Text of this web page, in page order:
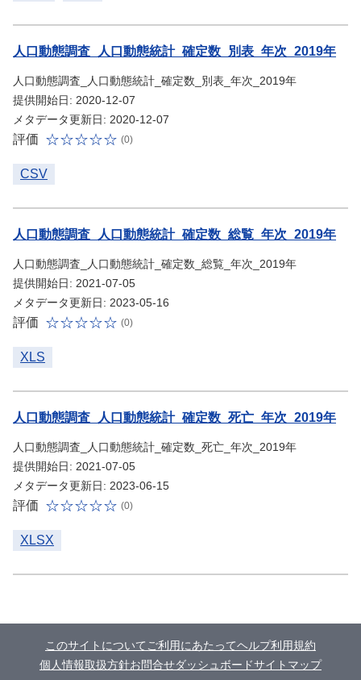
人口動態調査_人口動態統計_確定数_別表_年次_2019年
人口動態調査_人口動態統計_確定数_別表_年次_2019年
提供開始日: 2020-12-07
メタデータ更新日: 2020-12-07
評価 (0)
CSV
人口動態調査_人口動態統計_確定数_総覧_年次_2019年
人口動態調査_人口動態統計_確定数_総覧_年次_2019年
提供開始日: 2021-07-05
メタデータ更新日: 2023-05-16
評価 (0)
XLS
人口動態調査_人口動態統計_確定数_死亡_年次_2019年
人口動態調査_人口動態統計_確定数_死亡_年次_2019年
提供開始日: 2021-07-05
メタデータ更新日: 2023-06-15
評価 (0)
XLSX
このサイトについて ご利用にあたってヘルプ利用規約
個人情報取扱方針お問合せダッシュボードサイトマップ